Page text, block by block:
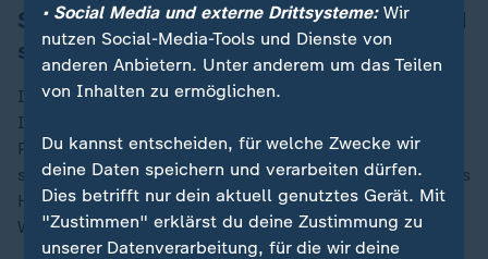
Spanische Regierung hat Bedenken und
stoppt Projekt
Im Sommer 2023 kam die Ernüchterung für die
Investoren: Die Regierung der Kanaren stoppte das
Projekt vorerst wegen Umweltbedenken. Es sei nicht
sichergestellt, dass das Abwasser der Anlage nicht das
Hafenbecken und das angrenzende
Wasserschutzgebiet verschmutzen könnte.
• Social Media und externe Drittsysteme:Wir
nutzen Social-Media-Tools und Dienste von
anderen Anbietern. Unter anderem um das Teilen
von Inhalten zu ermöglichen.
Du kannst entscheiden, für welche Zwecke wir
deine Daten speichern und verarbeiten dürfen.
Dies betrifft nur dein aktuell genutztes Gerät. Mit
"Zustimmen" erklärst du deine Zustimmung zu
unserer Datenverarbeitung, für die wir deine